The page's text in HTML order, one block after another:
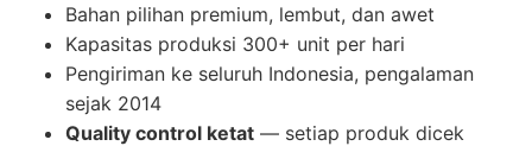
Bahan pilihan premium, lembut, dan awet
Kapasitas produksi 300+ unit per hari
Pengiriman ke seluruh Indonesia, pengalaman
sejak 2014
Quality control ketat — setiap produk dicek